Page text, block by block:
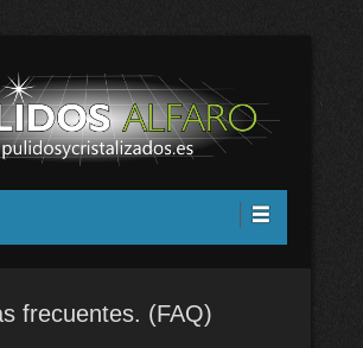
y cristalizados Alfaro en
Alicante
frecuentes. (FAQ)